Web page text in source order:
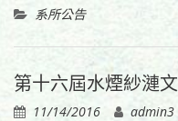
系所公告
第十六屆水煙紗漣
11/14/2016 admin3